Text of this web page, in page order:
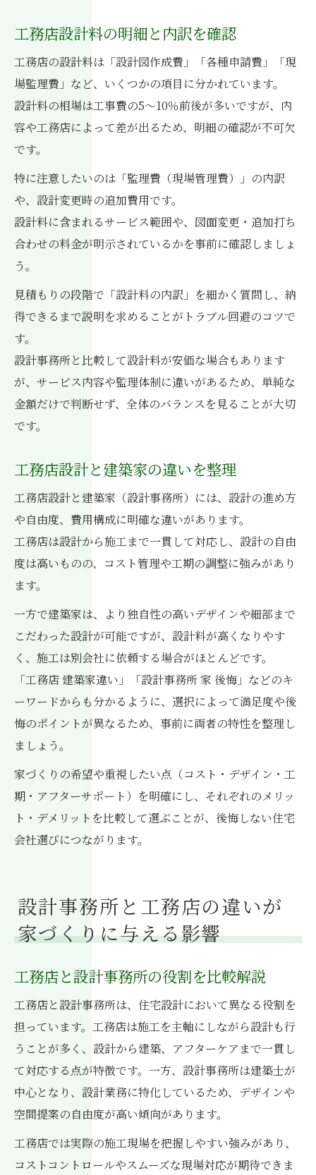
工務店設計料の明細と内訳を確認
工務店の設計料は「設計図作成費」「各種申請費」「現
場監理費」など、いくつかの項目に分かれています。
設計料の相場は工事費の5～10％前後が多いですが、内
容や工務店によって差が出るため、明細の確認が不可欠
です。
特に注意したいのは「監理費（現場管理費）」の内訳
や、設計変更時の追加費用です。
設計料に含まれるサービス範囲や、図面変更・追加打ち
合わせの料金が明示されているかを事前に確認しましょ
う。
見積もりの段階で「設計料の内訳」を細かく質問し、納
得できるまで説明を求めることがトラブル回避のコツで
す。
設計事務所と比較して設計料が安価な場合もあります
が、サービス内容や監理体制に違いがあるため、単純な
金額だけで判断せず、全体のバランスを見ることが大切
です。
工務店設計と建築家の違いを整理
工務店設計と建築家（設計事務所）には、設計の進め方
や自由度、費用構成に明確な違いがあります。
工務店は設計から施工まで一貫して対応し、設計の自由
度は高いものの、コスト管理や工期の調整に強みがあり
ます。
一方で建築家は、より独自性の高いデザインや細部まで
こだわった設計が可能ですが、設計料が高くなりやす
く、施工は別会社に依頼する場合がほとんどです。
「工務店 建築家違い」「設計事務所 家 後悔」などのキ
ーワードからも分かるように、選択によって満足度や後
悔のポイントが異なるため、事前に両者の特性を整理し
ましょう。
家づくりの希望や重視したい点（コスト・デザイン・工
期・アフターサポート）を明確にし、それぞれのメリッ
ト・デメリットを比較して選ぶことが、後悔しない住宅
会社選びにつながります。
設計事務所と工務店の違いが
家づくりに与える影響
工務店と設計事務所の役割を比較解説
工務店と設計事務所は、住宅設計において異なる役割を
担っています。工務店は施工を主軸にしながら設計も行
うことが多く、設計から建築、アフターケアまで一貫し
て対応する点が特徴です。一方、設計事務所は建築士が
中心となり、設計業務に特化しているため、デザインや
空間提案の自由度が高い傾向があります。
工務店では実際の施工現場を把握しやすい強みがあり、
コストコントロールやスムーズな現場対応が期待できま